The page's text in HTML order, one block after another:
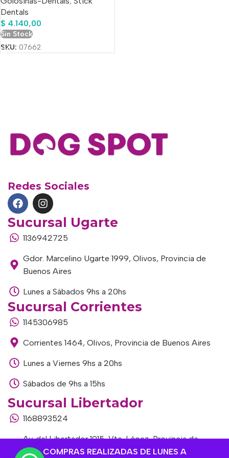
COMPRAS REALIZADAS DE LUNES A
Dentals
$ 4.140,00
Sin Stock
SKU: 07662
Redes Sociales
Sucursal Ugarte
1136942725
Gdor. Marcelino Ugarte 1999, Olivos, Provincia de
Buenos Aires
Lunes a Sábados 9hs a 20hs
Sucursal Corrientes
1145306985
Corrientes 1464, Olivos, Provincia de Buenos Aires
Lunes a Viernes 9hs a 20hs
Sábados de 9hs a 15hs
Sucursal Libertador
1168893524
Av. del Libertador 1915, Vte. López, Provincia de
Buenos Aires